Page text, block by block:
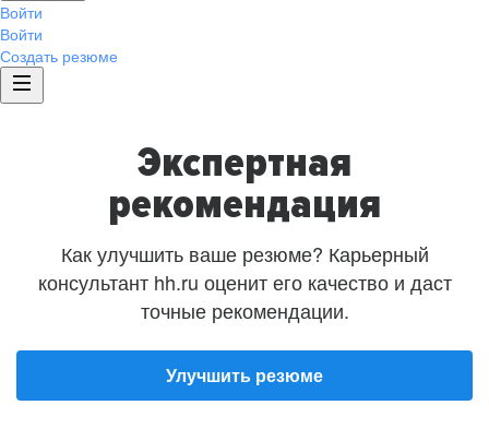
Войти
Войти
Создать резюме
Экспертная
рекомендация
Как улучшить ваше резюме? Карьерный
консультант hh.ru оценит его качество и даст
точные рекомендации.
Улучшить резюме